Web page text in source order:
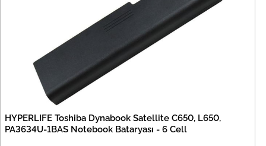
HYPERLIFE Toshiba Dynabook Satellite C650, L650,
PA3634U-1BAS Notebook Bataryası - 6 Cell